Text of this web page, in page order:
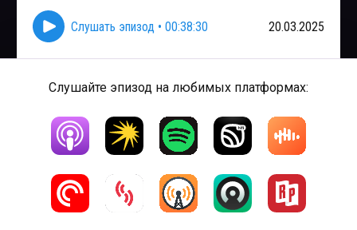
Слушать эпизод • 00:38:30 20.03.2025
Слушайте эпизод на любимых платформах: